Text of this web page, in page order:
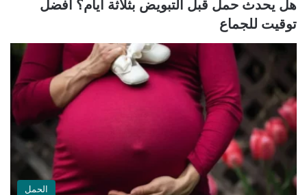
هل يحدث حمل قبل التبويض بثلاثة أيام؟ أفضل
توقيت للجماع
الحمل